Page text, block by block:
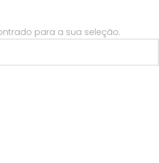
para a sua seleção.